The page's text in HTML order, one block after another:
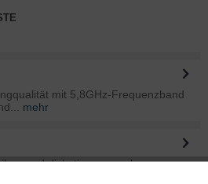
mit 5,8GHz-Frequenzband
mehr
und diskutieren...mehr